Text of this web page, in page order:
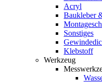
Acryl
Baukleber
Sonstiges
Klebstoff
Werkzeug